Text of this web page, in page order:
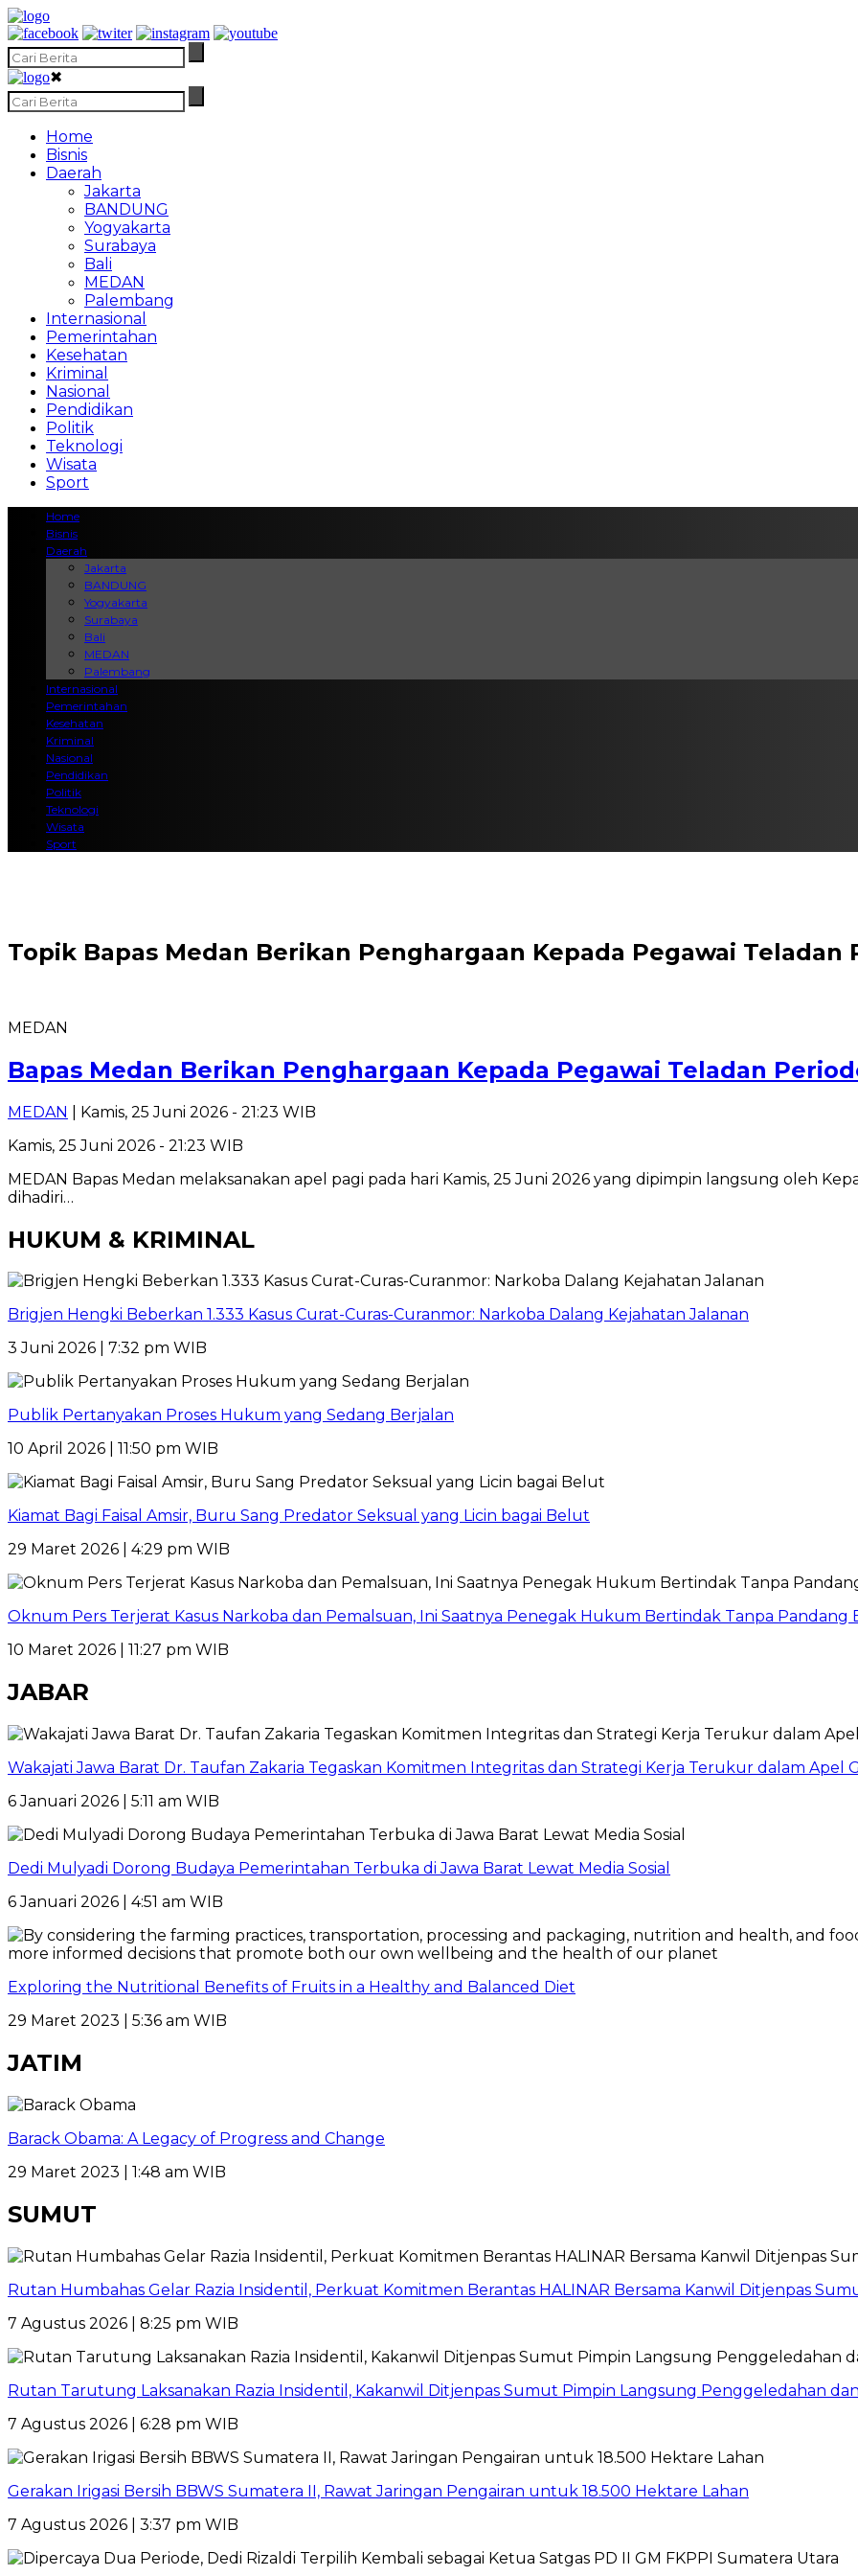
✖
Home
Bisnis
Daerah
Jakarta
BANDUNG
Yogyakarta
Surabaya
Bali
MEDAN
Palembang
Internasional
Pemerintahan
Kesehatan
Kriminal
Nasional
Pendidikan
Politik
Teknologi
Wisata
Sport
Home
Bisnis
Daerah
Jakarta
BANDUNG
Yogyakarta
Surabaya
Bali
MEDAN
Palembang
Internasional
Pemerintahan
Kesehatan
Kriminal
Nasional
Pendidikan
Politik
Teknologi
Wisata
Sport
Topik Bapas Medan Berikan Penghargaan Kepada Pegawai Teladan
MEDAN
Bapas Medan Berikan Penghargaan Kepada Pegawai Teladan
MEDAN
| Kamis, 25 Juni 2026 - 21:23 WIB
Kamis, 25 Juni 2026 - 21:23 WIB
MEDAN Bapas Medan melaksanakan apel pagi pada hari Kamis, 25 Juni 2026 yang dipimpin langsung oleh
dihadiri…
HUKUM & KRIMINAL
Brigjen Hengki Beberkan 1.333 Kasus Curat-Curas-Curanmor: Narkoba Dalang Kejahatan Jalanan
3 Juni 2026 | 7:32 pm WIB
Publik Pertanyakan Proses Hukum yang Sedang Berjalan
10 April 2026 | 11:50 pm WIB
Kiamat Bagi Faisal Amsir, Buru Sang Predator Seksual yang Licin bagai Belut
29 Maret 2026 | 4:29 pm WIB
Oknum Pers Terjerat Kasus Narkoba dan Pemalsuan, Ini Saatnya Penegak Hukum Bertindak Tanpa Pandang
10 Maret 2026 | 11:27 pm WIB
JABAR
Wakajati Jawa Barat Dr. Taufan Zakaria Tegaskan Komitmen Integritas dan Strategi Kerja Terukur dalam Apel
6 Januari 2026 | 5:11 am WIB
Dedi Mulyadi Dorong Budaya Pemerintahan Terbuka di Jawa Barat Lewat Media Sosial
6 Januari 2026 | 4:51 am WIB
Exploring the Nutritional Benefits of Fruits in a Healthy and Balanced Diet
29 Maret 2023 | 5:36 am WIB
JATIM
Barack Obama: A Legacy of Progress and Change
29 Maret 2023 | 1:48 am WIB
SUMUT
Rutan Humbahas Gelar Razia Insidentil, Perkuat Komitmen Berantas HALINAR Bersama Kanwil Ditjenpas
7 Agustus 2026 | 8:25 pm WIB
Rutan Tarutung Laksanakan Razia Insidentil, Kakanwil Ditjenpas Sumut Pimpin Langsung Penggeledahan
7 Agustus 2026 | 6:28 pm WIB
Gerakan Irigasi Bersih BBWS Sumatera II, Rawat Jaringan Pengairan untuk 18.500 Hektare Lahan
7 Agustus 2026 | 3:37 pm WIB